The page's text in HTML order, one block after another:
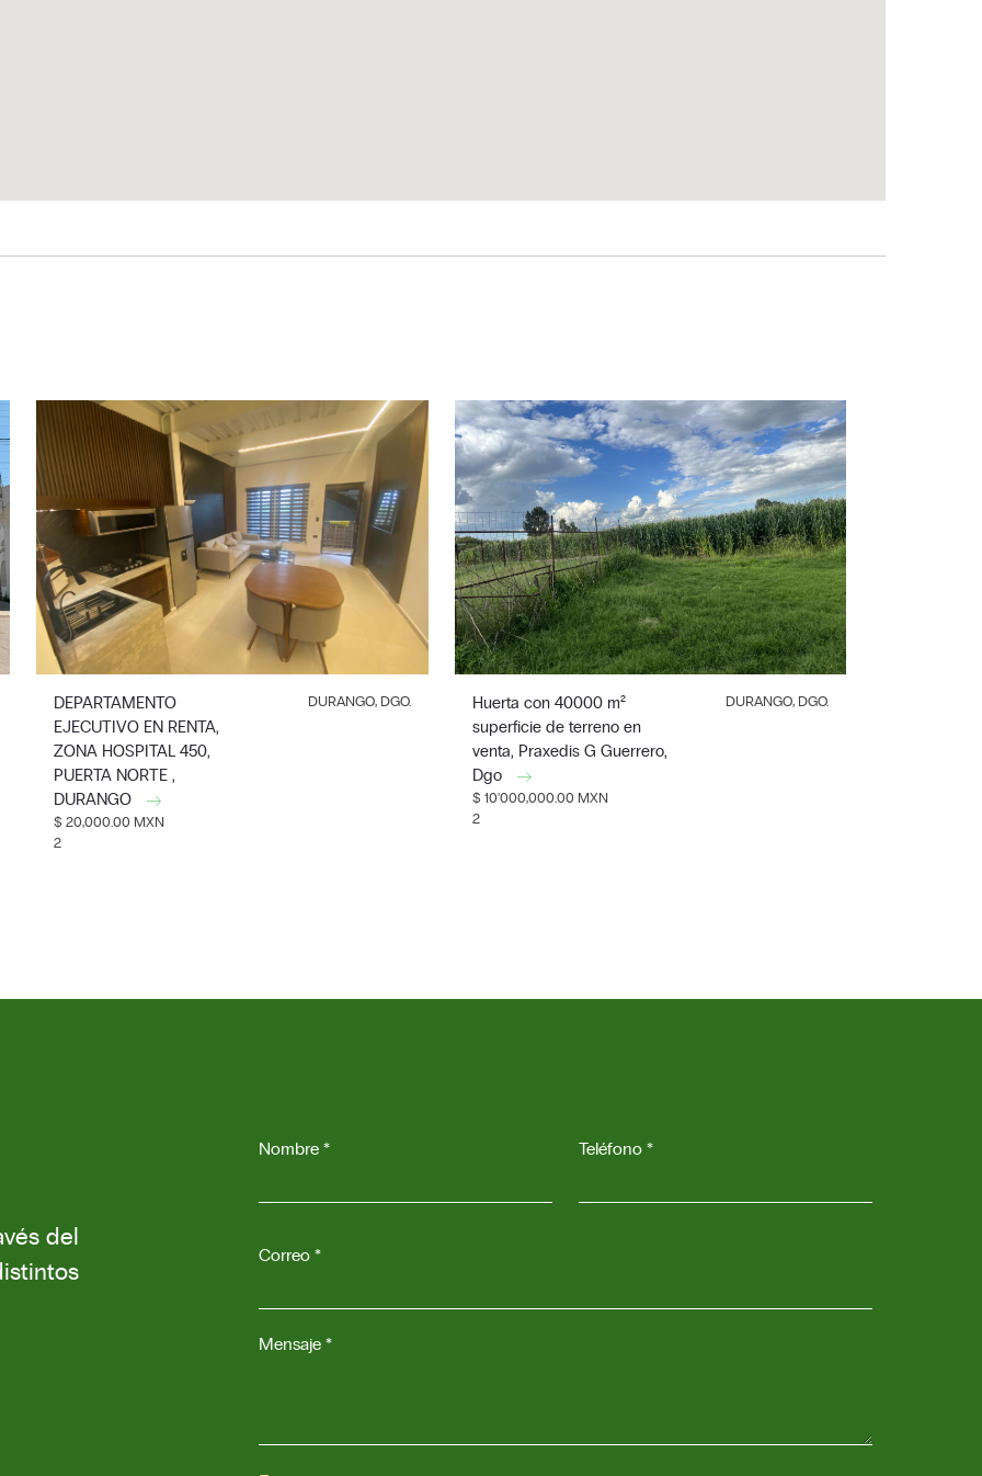
DEPARTAMENTO
EJECUTIVO EN RENTA,
ZONA HOSPITAL 450,
PUERTA NORTE ,
DURANGO
DURANGO, DGO.
$ 20,000.00 MXN
2
Huerta con 40000 m²
superficie de terreno en
venta, Praxedis G Guerrero,
Dgo
DURANGO, DGO.
$ 10'000,000.00 MXN
2
del
Nombre * Teléfono *
Correo *
Mensaje *